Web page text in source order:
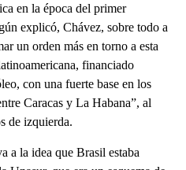
en la época del primer
explicó, Chávez, sobre todo a
un orden más en torno a esta
financiado
con una fuerte base en los
Caracas y La Habana”, al
de izquierda.
a la idea que Brasil estaba